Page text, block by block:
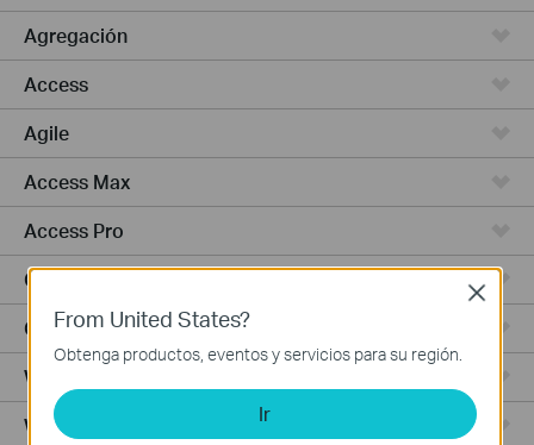
Agregación
Access
Agile
Access Max
Access Pro
Campus
GPON
Wired Gateways
WiFi Gateways
From United States?
Obtenga productos, eventos y servicios para su región.
Ir
Close